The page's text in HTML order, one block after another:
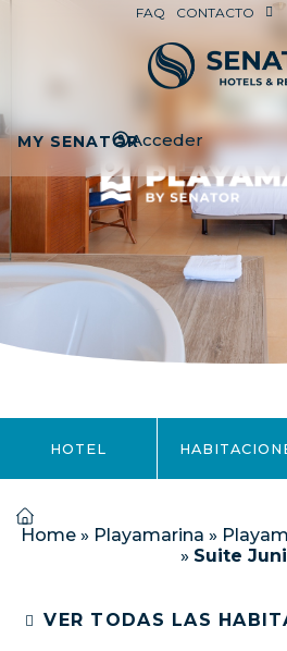
FAQ CONTACTO
MY SENATORAcceder
HOTEL
Home» Playamarina »
» Suite
VER TODAS LAS